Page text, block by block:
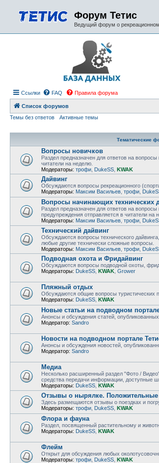
Форум Тетис
Ведущий форум о
Ссылки FAQ Правила форума
Список форумов
Темы без ответов
Активные темы
Тематические
Вопросы новичков
Раздел предназначен для ответов на
читатели на неделю.
Модераторы: трофи DukeSS KWAK
Дайвинг
Обсуждаются вопросы рекреационного
Модераторы: Максим Васильев трофи
Вопросы начинающих технических
Раздел предназначен для ответов на
предупреждения отправляется в читатели на
Модераторы: Максим Васильев трофи
Технический дайвинг
Обсуждаются вопросы технического
любые другие технически сложные вопросы.
Модераторы: Максим Васильев трофи
Подводная охота и Фридайвинг
Обсуждаются вопросы подводной охоты,
Модераторы: DukeSS KWAK Grower
Пляжный отдых
Обсуждаются общие вопросы туристических
Модераторы: DukeSS KWAK
Новые статьи на подводном
Анонсы и обсуждения статей,
Модератор: Sandro
Новости на подводном портале
Анонсы и обсуждения новостей,
Модератор: Sandro
Медиа
Несколько расширенный раздел "Фото /
средства передачи информации, доступные
Модераторы: DukeSS KWAK
Отзывы о нырялке. Положительные
Здесь размещаются отзывы о поездках и
Модераторы: трофи DukeSS KWAK
Флора и фауна
Раздел, посвященный растительному и
Модераторы: DukeSS KWAK
Флейм
Открыт для обсуждения любых
Модераторы: трофи DukeSS KWAK